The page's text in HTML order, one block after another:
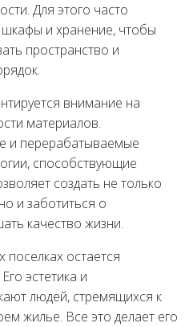
Для этого часто
и хранение, чтобы
пространство и
внимание на
материалов.
и перерабатываемые
способствующие
создать не только
и заботиться о
качество жизни.
поселках остается
эстетика и
людей, стремящихся к
жилье. Все это делает его